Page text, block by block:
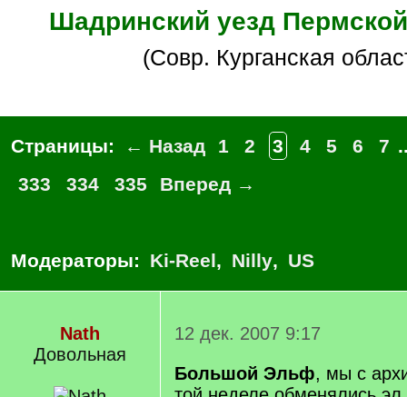
Шадринский уезд
(Совр. Курганская
Страницы: ← Назад 1 2 3 4 5 6 7
333
334 335 Вперед →
Модераторы: Ki-Reel, Nilly, US
Nath
Довольная
12 дек. 2007 9:17
Большой Эльф, мы с